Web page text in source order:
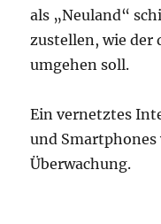
als „Neuland“
zustellen, wie der
umgehen soll.
Ein vernetztes
und
Überwachung.